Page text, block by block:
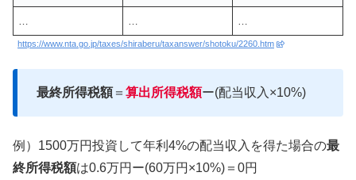
… … …
https://www.nta.go.jp/taxes/shiraberu/taxanswer/shotoku/2260.htm
最終所得税額＝ 算出所得税額ー(配当収入×10%)
例）1500万円投資して年利4%の配当収入を得た場合の最
終所得税額は0.6万円ー(60万円×10%)＝0円